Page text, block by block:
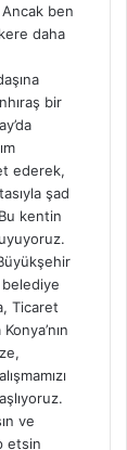
ben
daha
bir
ederek,
şad
kentin
Ticaret
ve
etsin